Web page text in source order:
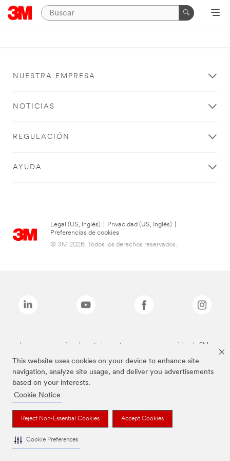
This website uses cookies on your device to enhance site
navigation, analyze site usage, and deliver you advertisements
based on your interests.
Cookie Notice
Reject Non-Essential Cookies Accept Cookies
Cookie Preferences
NUESTRA EMPRESA
NOTICIAS
REGULACIÓN
AYUDA
Legal (US, Inglés) Privacidad (US, Inglés)
Preferencias de cookies
© 3M 2026. Todos los derechos reservados..
Las marcas mencionadas anteriormente son marcas comerciales de 3M.